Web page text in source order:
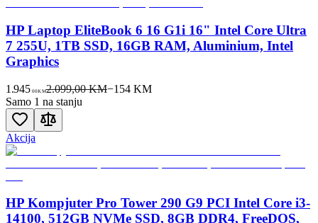
HP Laptop EliteBook 6 16 G1i 16" Intel Core Ultra
7 255U, 1TB SSD, 16GB RAM, Aluminium, Intel
Graphics
1.945 00KM2.099,00 KM−154KM
Samo 1 na stanju
Akcija
HP Kompjuter Pro Tower 290 G9 PCI Intel Core i3-
14100, 512GB NVMe SSD, 8GB DDR4, FreeDOS,